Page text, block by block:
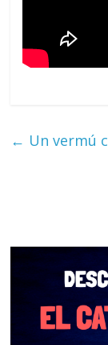
← Un vermú